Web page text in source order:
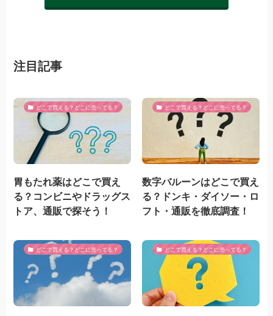
注目記事
どこで買える？どこに売ってる？
胃もたれ薬はどこで買え
る？コンビニやドラッグス
トア、通販で探そう！
どこで買える？どこに売ってる？
数字バルーンはどこで買え
る？ドンキ・ダイソー・ロ
フト・通販を徹底調査！
どこで買える？どこに売ってる？ どこで買える？どこに売ってる？